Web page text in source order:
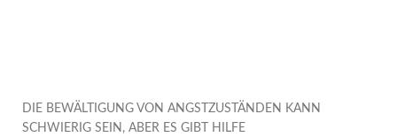
DIE BEWÄLTIGUNG VON ANGSTZUSTÄNDEN KANN
SCHWIERIG SEIN, ABER ES GIBT HILFE